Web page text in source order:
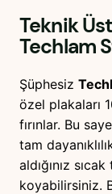
Teknik
Techlam
Şüphesiz
özel plakaları
fırınlar. Bu
tam
aldığınız
koyabilirsiniz.